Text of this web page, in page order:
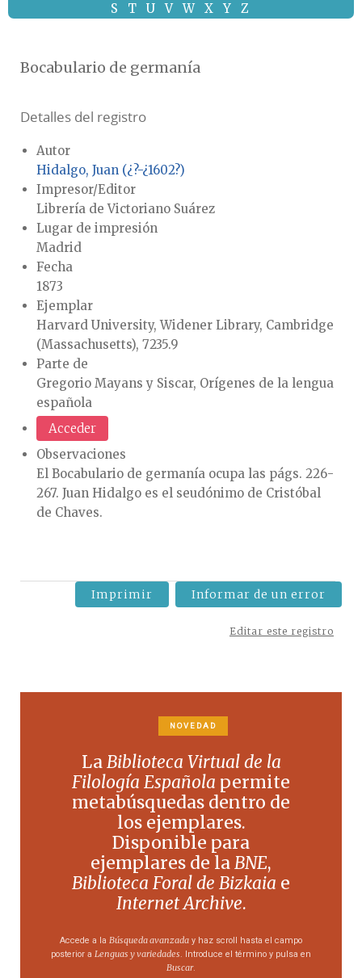
S
T U V W X Y Z
Bocabulario de germanía
Detalles del registro
Autor
Hidalgo, Juan (¿?-¿1602?)
Impresor/Editor
Librería de Victoriano Suárez
Lugar de impresión
Madrid
Fecha
1873
Ejemplar
Harvard University, Widener Library, Cambridge
(Massachusetts), 7235.9
Parte de
Gregorio Mayans y Siscar, Orígenes de la lengua
española
Acceder
Observaciones
El Bocabulario de germanía ocupa las págs. 226-
267. Juan Hidalgo es el seudónimo de Cristóbal
de Chaves.
Imprimir Informar de un error
Editar este registro
NOVEDAD
LaBiblioteca Virtual de la
Filología Española permite
metabúsquedas dentro de
los ejemplares.
Disponible para
ejemplares de laBNE,
Biblioteca Foral de Bizkaia e
Internet Archive.
Accede a la Búsqueda avanzada y haz scroll hasta el campo
posterior a Lenguas y variedades . Introduce el término y pulsa en
Buscar.